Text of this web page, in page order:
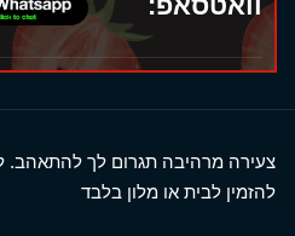
צעירה מרהיבה תגרום לך להתאהב.
להזמין לבית או מלון בלבד